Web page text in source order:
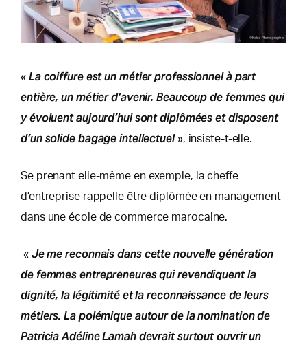
« La coiffure est un métier professionnel à part
entière, un métier d’avenir. Beaucoup de femmes qui
y évoluent aujourd’hui sont diplômées et disposent
d’un solide bagage intellectuel», insiste-t-elle.
Se prenant elle-même en exemple, la cheffe
d’entreprise rappelle être diplômée en management
dans une école de commerce marocaine.
« Je me reconnais dans cette nouvelle génération
de femmes entrepreneures qui revendiquent la
dignité, la légitimité et la reconnaissance de leurs
métiers. La polémique autour de la nomination de
Patricia Adéline Lamah devrait surtout ouvrir un